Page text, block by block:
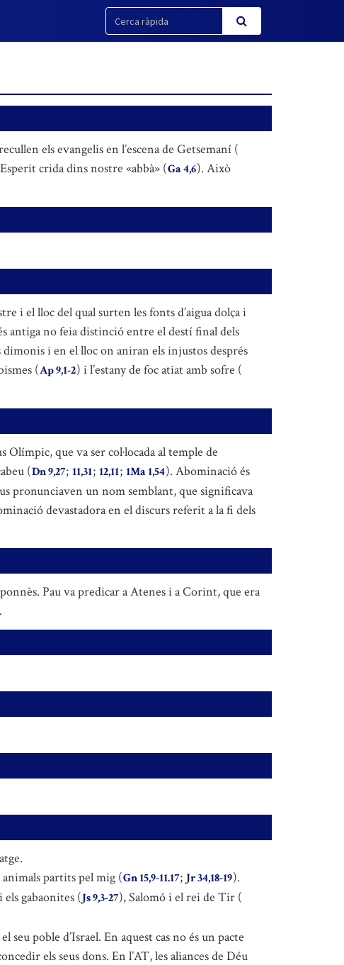
els evangelis en l’escena de Getsemaní (
crida dins nostre «abbà» (Ga 4,6). Això
i el lloc del qual surten les fonts d’aigua dolça i
antiga no feia distinció entre el destí final dels
dimonis i en el lloc on aniran els injustos després
(Ap 9,1-2) i l’estany de foc atiat amb sofre (
Olímpic, que va ser col·locada al temple de
(Dn 9,27; 11,31; 12,11; 1Ma 1,54). Abominació és
pronunciaven un nom semblant, que significava
devastadora en el discurs referit a la fi dels
Pau va predicar a Atenes i a Corint, que era
animals partits pel mig (Gn 15,9-11.17; Jr 34,18-19).
els gabaonites (Js 9,3-27), Salomó i el rei de Tir (
poble d’Israel. En aquest cas no és un pacte
els seus dons. En l’AT, les aliances de Déu